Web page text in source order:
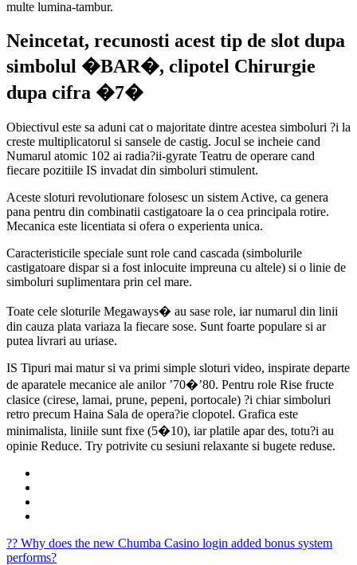
multe lumina-tambur.
Neincetat, recunosti acest tip de slot dupa
simbolul �BAR�, clipotel Chirurgie
dupa cifra �7�
Obiectivul este sa aduni cat o majoritate dintre acestea simboluri ?i la
creste multiplicatorul si sansele de castig. Jocul se incheie cand
Numarul atomic 102 ai radia?ii-gyrate Teatru de operare cand
fiecare pozitiile IS invadat din simboluri stimulent.
Aceste sloturi revolutionare folosesc un sistem Active, ca genera
pana pentru din combinatii castigatoare la o cea principala rotire.
Mecanica este licentiata si ofera o experienta unica.
Caracteristicile speciale sunt role cand cascada (simbolurile
castigatoare dispar si a fost inlocuite impreuna cu altele) si o linie de
simboluri suplimentara prin cel mare.
Toate cele sloturile Megaways� au sase role, iar numarul din linii
din cauza plata variaza la fiecare sose. Sunt foarte populare si ar
putea livrari au uriase.
IS Tipuri mai matur si va primi simple sloturi video, inspirate departe
de aparatele mecanice ale anilor ’70�’80. Pentru role Rise fructe
clasice (cirese, lamai, prune, pepeni, portocale) ?i chiar simboluri
retro precum Haina Sala de opera?ie clopotel. Grafica este
minimalista, liniile sunt fixe (5�10), iar platile apar des, totu?i au
opinie Reduce. Try potrivite cu sesiuni relaxante si bugete reduse.
?? Why does the new Chumba Casino login added bonus system
performs?